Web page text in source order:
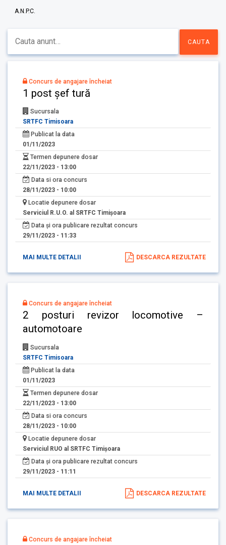
A.N.P.C.
Concurs de angajare încheiat
1 post șef tură
Sucursala
SRTFC Timisoara
Publicat la data
01/11/2023
Termen depunere dosar
22/11/2023 - 13:00
Data si ora concurs
28/11/2023 - 10:00
Locatie depunere dosar
Serviciul R.U.O. al SRTFC Timişoara
Data și ora publicare rezultat concurs
29/11/2023 - 11:33
MAI MULTE DETALII DESCARCA REZULTATE
Concurs de angajare încheiat
2 posturi revizor locomotive –
automotoare
Sucursala
SRTFC Timisoara
Publicat la data
01/11/2023
Termen depunere dosar
22/11/2023 - 13:00
Data si ora concurs
28/11/2023 - 10:00
Locatie depunere dosar
Serviciul RUO al SRTFC Timişoara
Data și ora publicare rezultat concurs
29/11/2023 - 11:11
MAI MULTE DETALII DESCARCA REZULTATE
Concurs de angajare încheiat